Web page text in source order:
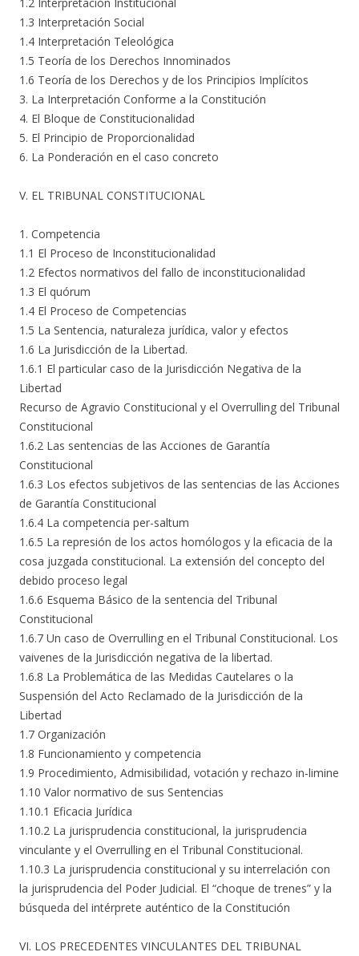
1.3 Interpretación Social
1.4 Interpretación Teleológica
1.5 Teoría de los Derechos Innominados
1.6 Teoría de los Derechos y de los Principios Implícitos
3. La Interpretación Conforme a la Constitución
4. El Bloque de Constitucionalidad
5. El Principio de Proporcionalidad
6. La Ponderación en el caso concreto
V. EL TRIBUNAL CONSTITUCIONAL
1. Competencia
1.1 El Proceso de Inconstitucionalidad
1.2 Efectos normativos del fallo de inconstitucionalidad
1.3 El quórum
1.4 El Proceso de Competencias
1.5 La Sentencia, naturaleza jurídica, valor y efectos
1.6 La Jurisdicción de la Libertad.
1.6.1 El particular caso de la Jurisdicción Negativa de la
Libertad
Recurso de Agravio Constitucional y el Overrulling del Tribunal
Constitucional
1.6.2 Las sentencias de las Acciones de Garantía
Constitucional
1.6.3 Los efectos subjetivos de las sentencias de las Acciones
de Garantía Constitucional
1.6.4 La competencia per-saltum
1.6.5 La represión de los actos homólogos y la eficacia de la
cosa juzgada constitucional. La extensión del concepto del
debido proceso legal
1.6.6 Esquema Básico de la sentencia del Tribunal
Constitucional
1.6.7 Un caso de Overrulling en el Tribunal Constitucional. Los
vaivenes de la Jurisdicción negativa de la libertad.
1.6.8 La Problemática de las Medidas Cautelares o la
Suspensión del Acto Reclamado de la Jurisdicción de la
Libertad
1.7 Organización
1.8 Funcionamiento y competencia
1.9 Procedimiento, Admisibilidad, votación y rechazo in-limine
1.10 Valor normativo de sus Sentencias
1.10.1 Eficacia Jurídica
1.10.2 La jurisprudencia constitucional, la jurisprudencia
vinculante y el Overrulling en el Tribunal Constitucional.
1.10.3 La jurisprudencia constitucional y su interrelación con
la jurisprudencia del Poder Judicial. El “choque de trenes” y la
búsqueda del intérprete auténtico de la Constitución
VI. LOS PRECEDENTES VINCULANTES DEL TRIBUNAL